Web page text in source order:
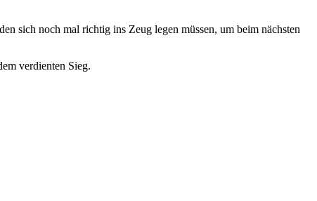
sich noch mal richtig ins Zeug legen müssen, um beim nächsten
verdienten Sieg.